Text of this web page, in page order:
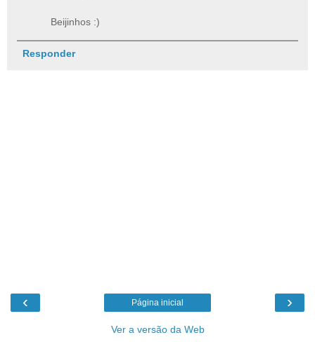
Beijinhos :)
Responder
‹ ›
Página inicial
Ver a versão da Web